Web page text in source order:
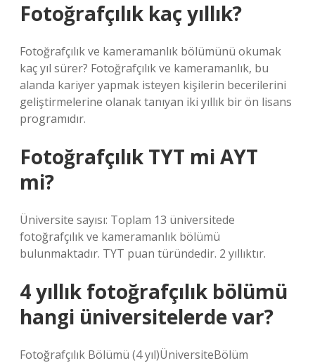
Fotoğrafçılık kaç yıllık?
Fotoğrafçılık ve kameramanlık bölümünü okumak
kaç yıl sürer? Fotoğrafçılık ve kameramanlık, bu
alanda kariyer yapmak isteyen kişilerin becerilerini
geliştirmelerine olanak tanıyan iki yıllık bir ön lisans
programıdır.
Fotoğrafçılık TYT mi AYT
mi?
Üniversite sayısı: Toplam 13 üniversitede
fotoğrafçılık ve kameramanlık bölümü
bulunmaktadır. TYT puan türündedir. 2 yıllıktır.
4 yıllık fotoğrafçılık bölümü
hangi üniversitelerde var?
Fotoğrafçılık Bölümü (4 yıl)ÜniversiteBölüm